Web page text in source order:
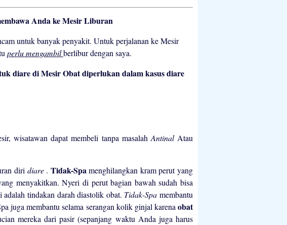
Anda ke Mesir Liburan
untuk banyak penyakit. Untuk perjalanan ke Mesir
perlu mengambilberlibur dengan saya.
Obat diperlukan dalam kasus diare
wisatawan dapat membeli tanpa masalahAntinalAtau
diri diare . Tidak-Spamenghilangkan kram perut yang
menyakitkan. Nyeri di perut bagian bawah sudah bisa
adalah tindakan darah diastolik obat. Tidak-Spamembantu
juga membantu selama serangan kolik ginjal karenaobat
mereka dari pasir (sepanjang waktu Anda juga harus